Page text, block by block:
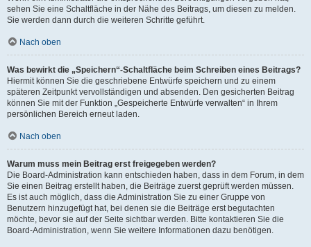
sehen Sie eine Schaltfläche in der Nähe des Beitrags, um diesen zu melden.
Sie werden dann durch die weiteren Schritte geführt.
Nach oben
Was bewirkt die „Speichern“-Schaltfläche beim Schreiben eines Beitrags?
Hiermit können Sie die geschriebene Entwürfe speichern und zu einem
späteren Zeitpunkt vervollständigen und absenden. Den gesicherten Beitrag
können Sie mit der Funktion „Gespeicherte Entwürfe verwalten“ in Ihrem
persönlichen Bereich erneut laden.
Nach oben
Warum muss mein Beitrag erst freigegeben werden?
Die Board-Administration kann entschieden haben, dass in dem Forum, in dem
Sie einen Beitrag erstellt haben, die Beiträge zuerst geprüft werden müssen.
Es ist auch möglich, dass die Administration Sie zu einer Gruppe von
Benutzern hinzugefügt hat, bei denen sie die Beiträge erst begutachten
möchte, bevor sie auf der Seite sichtbar werden. Bitte kontaktieren Sie die
Board-Administration, wenn Sie weitere Informationen dazu benötigen.